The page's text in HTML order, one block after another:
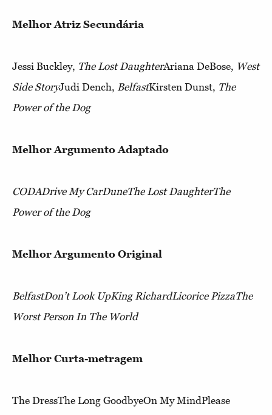
Melhor Atriz Secundária
Jessi Buckley, The Lost DaughterAriana DeBose, West
Side StoryJudi Dench, BelfastKirsten Dunst, The
Power of the Dog
Melhor Argumento Adaptado
CODADrive My CarDuneThe Lost DaughterThe
Power of the Dog
Melhor Argumento Original
BelfastDon’t Look UpKing RichardLicorice PizzaThe
Worst Person In The World
Melhor Curta-metragem
The DressThe Long GoodbyeOn My MindPlease